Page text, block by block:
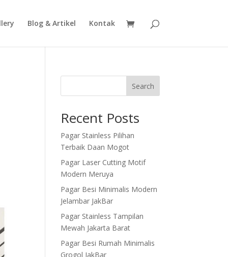
Blog & Artikel Kontak
Search
Recent Posts
Pagar Stainless Pilihan
Terbaik Daan Mogot
Pagar Laser Cutting Motif
Modern Meruya
Pagar Besi Minimalis Modern
Jelambar JakBar
Pagar Stainless Tampilan
Mewah Jakarta Barat
Pagar Besi Rumah Minimalis
Grogol JakBar